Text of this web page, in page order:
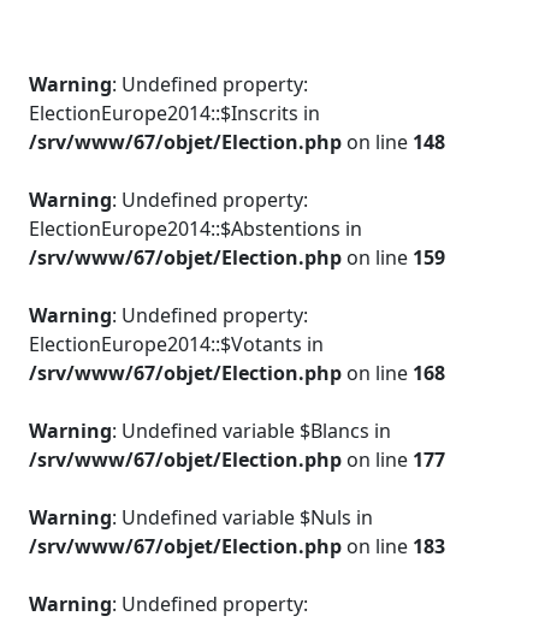
Warning: Undefined property:
ElectionEurope2014::$Inscrits in
/srv/www/67/objet/Election.php on line 148
Warning: Undefined property:
ElectionEurope2014::$Abstentions in
/srv/www/67/objet/Election.php on line 159
Warning: Undefined property:
ElectionEurope2014::$Votants in
/srv/www/67/objet/Election.php on line 168
Warning: Undefined variable $Blancs in
/srv/www/67/objet/Election.php on line 177
Warning: Undefined variable $Nuls in
/srv/www/67/objet/Election.php on line 183
Warning: Undefined property: